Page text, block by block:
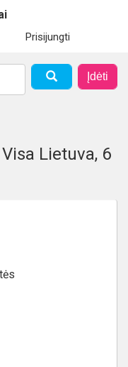
Prisijungti
Įdėti
Lietuva, 6